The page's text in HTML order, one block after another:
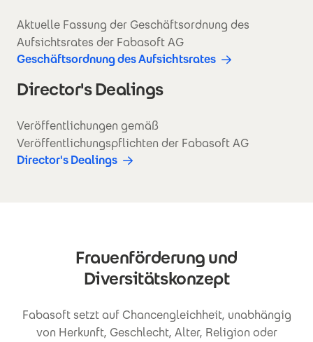
Aktuelle Fassung der Geschäftsordnung des
Aufsichtsrates der Fabasoft AG
Geschäftsordnung des Aufsichtsrates
Director's Dealings
Veröffentlichungen gemäß
Veröffentlichungspflichten der Fabasoft AG
Director's Dealings
Frauenförderung und
Diversitätskonzept
Fabasoft setzt auf Chancengleichheit, unabhängig
von Herkunft, Geschlecht, Alter, Religion oder